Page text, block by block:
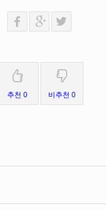
추천 0 비추천 0